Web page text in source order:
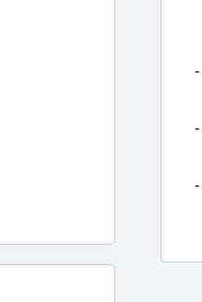
-
-
-